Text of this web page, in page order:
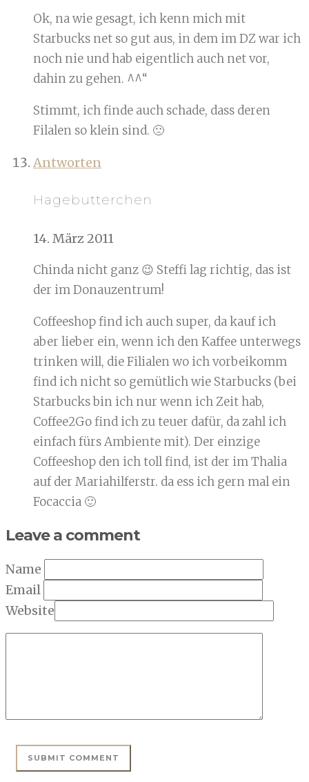
Ok, na wie gesagt, ich kenn mich mit
Starbucks net so gut aus, in dem im DZ war ich
noch nie und hab eigentlich auch net vor,
dahin zu gehen. ^^“
Stimmt, ich finde auch schade, dass deren
Filalen so klein sind. 🙁
Antworten
Hagebutterchen
14. März 2011
Chinda nicht ganz 😉 Steffi lag richtig, das ist
der im Donauzentrum!
Coffeeshop find ich auch super, da kauf ich
aber lieber ein, wenn ich den Kaffee unterwegs
trinken will, die Filialen wo ich vorbeikomm
find ich nicht so gemütlich wie Starbucks (bei
Starbucks bin ich nur wenn ich Zeit hab,
Coffee2Go find ich zu teuer dafür, da zahl ich
einfach fürs Ambiente mit). Der einzige
Coffeeshop den ich toll find, ist der im Thalia
auf der Mariahilferstr. da ess ich gern mal ein
Focaccia 🙂
Leave a comment
Name
Email
Website